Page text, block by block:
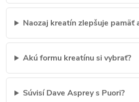
Naozaj kreatín zlepšuje pamäť
Akú formu kreatínu si vybrať?
Súvisí Dave Asprey s Puori?